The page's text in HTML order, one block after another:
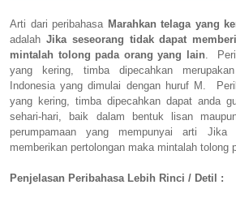
Arti dari peribahasa Marahkan telaga yang
adalah Jika seseorang tidak dapat
mintalah tolong pada orang yang lain.
yang kering, timba dipecahkan
Indonesia yang dimulai dengan huruf M.
yang kering, timba dipecahkan dapat anda
sehari-hari, baik dalam bentuk lisan
perumpamaan yang mempunyai arti Jika
memberikan pertolongan maka mintalah tolong
Penjelasan Peribahasa Lebih Rinci / Detil :